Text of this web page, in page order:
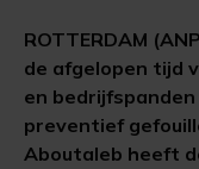
ROTTERDAM
de afgelopen tijd
en
preventief
Aboutaleb heeft